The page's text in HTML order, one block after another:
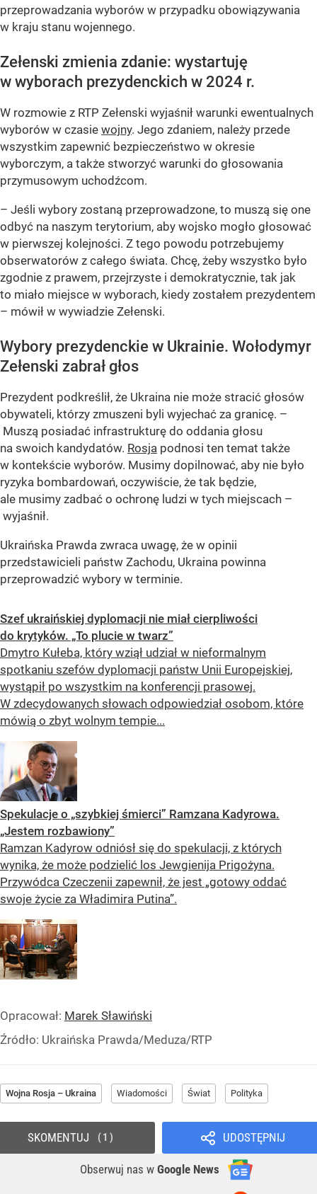
przeprowadzania wyborów w przypadku obowiązywania
w kraju stanu wojennego.
Zełenski zmienia zdanie: wystartuję
w wyborach prezydenckich w 2024 r.
W rozmowie z RTP Zełenski wyjaśnił warunki ewentualnych
wyborów w czasie wojny. Jego zdaniem, należy przede
wszystkim zapewnić bezpieczeństwo w okresie
wyborczym, a także stworzyć warunki do głosowania
przymusowym uchodźcom.
– Jeśli wybory zostaną przeprowadzone, to muszą się one
odbyć na naszym terytorium, aby wojsko mogło głosować
w pierwszej kolejności. Z tego powodu potrzebujemy
obserwatorów z całego świata. Chcę, żeby wszystko było
zgodnie z prawem, przejrzyste i demokratycznie, tak jak
to miało miejsce w wyborach, kiedy zostałem prezydentem
– mówił w wywiadzie Zełenski.
Wybory prezydenckie w Ukrainie. Wołodymyr
Zełenski zabrał głos
Prezydent podkreślił, że Ukraina nie może stracić głosów
obywateli, którzy zmuszeni byli wyjechać za granicę. –
Muszą posiadać infrastrukturę do oddania głosu
na swoich kandydatów. Rosja podnosi ten temat także
w kontekście wyborów. Musimy dopilnować, aby nie było
ryzyka bombardowań, oczywiście, że tak będzie,
ale musimy zadbać o ochronę ludzi w tych miejscach –
wyjaśnił.
Ukraińska Prawda zwraca uwagę, że w opinii
przedstawicieli państw Zachodu, Ukraina powinna
przeprowadzić wybory w terminie.
Szef ukraińskiej dyplomacji nie miał cierpliwości
do krytyków. „To plucie w twarz”
Dmytro Kułeba, który wziął udział w nieformalnym
spotkaniu szefów dyplomacji państw Unii Europejskiej,
wystąpił po wszystkim na konferencji prasowej.
W zdecydowanych słowach odpowiedział osobom, które
mówią o zbyt wolnym tempie...
Spekulacje o „szybkiej śmierci” Ramzana Kadyrowa.
„Jestem rozbawiony”
Ramzan Kadyrow odniósł się do spekulacji, z których
wynika, że może podzielić los Jewgienija Prigożyna.
Przywódca Czeczenii zapewnił, że jest „gotowy oddać
swoje życie za Władimira Putina”.
Opracował: Marek Sławiński
Źródło: Ukraińska Prawda/Meduza/RTP
Wojna Rosja – Ukraina Wiadomości Świat Polityka
UDOSTĘPNIJ
Obserwuj nas w Google News
SKOMENTUJ 1